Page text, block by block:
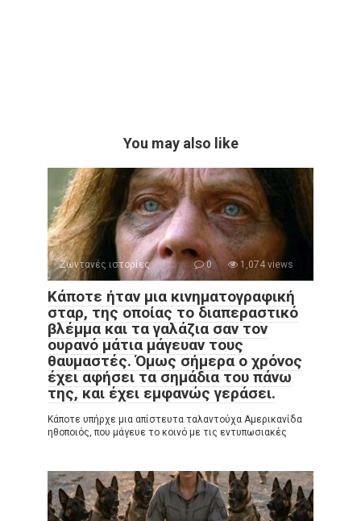
You may also like
Ζωντανές ιστορίες 0 1,074 views
Κάποτε ήταν μια κινηματογραφική
σταρ, της οποίας το διαπεραστικό
βλέμμα και τα γαλάζια σαν τον
ουρανό μάτια μάγευαν τους
θαυμαστές. Όμως σήμερα ο χρόνος
έχει αφήσει τα σημάδια του πάνω
της, και έχει εμφανώς γεράσει.
Κάποτε υπήρχε μια απίστευτα ταλαντούχα Αμερικανίδα
ηθοποιός, που μάγευε το κοινό με τις εντυπωσιακές